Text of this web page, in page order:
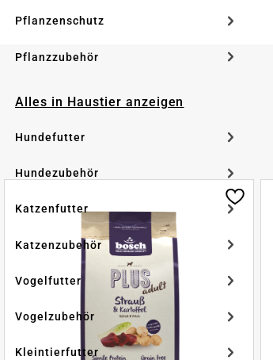
Pflanzenschutz
Pflanzzubehör
Alles in Haustier anzeigen
Hundefutter
Hundezubehör
Katzenfutter
Katzenzubehör
Vogelfutter
Vogelzubehör
Kleintierfutter